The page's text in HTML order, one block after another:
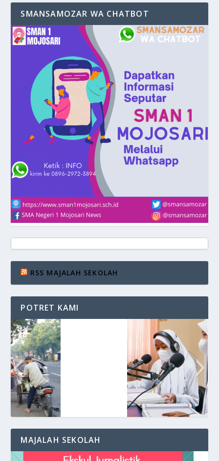
SMANSAMOZAR WA CHATBOT
RSS MAJALAH SEKOLAH
POTRET KAMI
MAJALAH SEKOLAH